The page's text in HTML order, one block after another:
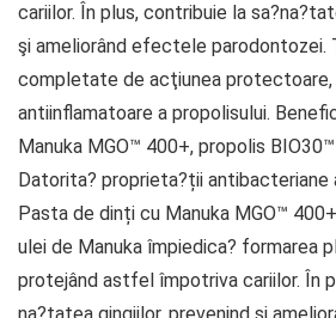
cariilor. În plus, contribuie la
şi ameliorând efectele parodontozei.
completate de acţiunea
antiinflamatoare a propolisului.
Manuka MGO™ 400+, propolis
Datorita? proprieta?ții antibacteriane
Pasta de dinți cu Manuka MGO™
ulei de Manuka împiedica? formarea
protejând astfel împotriva cariilor. În